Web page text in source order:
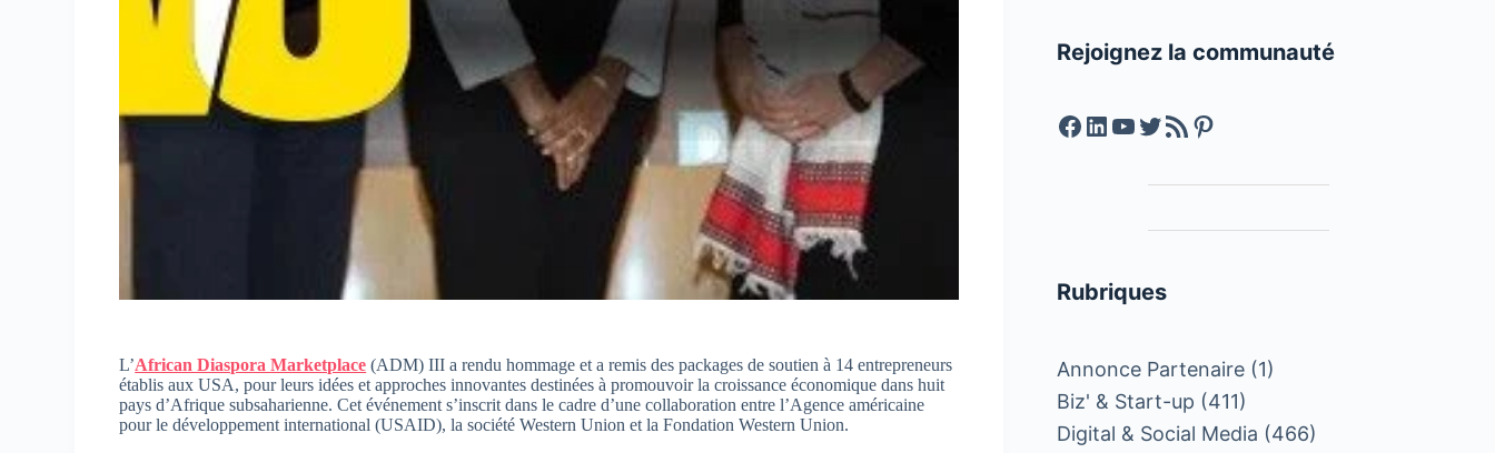
L’African Diaspora Marketplace (ADM) III a rendu hommage et a remis des packages de soutien à 14 entrepreneurs
établis aux USA, pour leurs idées et approches innovantes destinées à promouvoir la croissance économique dans huit
pays d’Afrique subsaharienne. Cet événement s’inscrit dans le cadre d’une collaboration entre l’Agence américaine
pour le développement international (USAID), la société Western Union et la Fondation Western Union.
Rejoignez la communauté
Facebook
LinkedIn
YouTube
Twitter
Feed RSSPinterest
Rubriques
Annonce Partenaire (1)
Biz' & Start-up (411)
Digital & Social Media (466)